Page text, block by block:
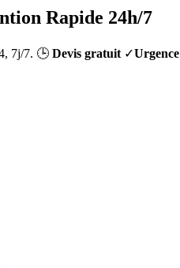
Rapide 24h/7
7j/7. 🕒 Devis gratuit ✓Urgence